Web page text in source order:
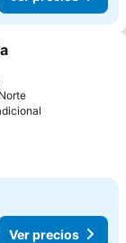
Ver precios